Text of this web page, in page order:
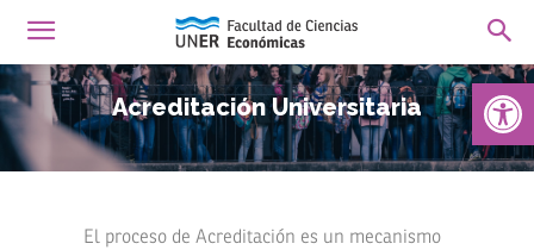
Abrir
Acreditación Universitaria
El proceso de Acreditación es un mecanismo